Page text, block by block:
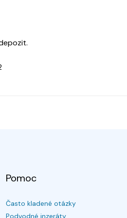
Pomoc
Často kladené otázky
Podvodné inzeráty